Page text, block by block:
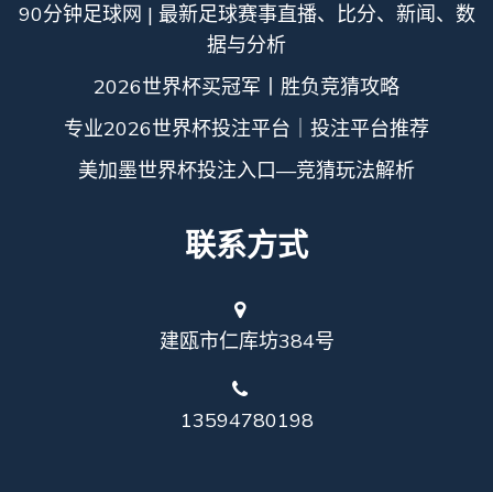
90分钟足球网 | 最新足球赛事直播、比分、新闻、数
据与分析
2026世界杯买冠军丨胜负竞猜攻略
专业2026世界杯投注平台｜投注平台推荐
美加墨世界杯投注入口—竞猜玩法解析
联系方式
建瓯市仁库坊384号
13594780198